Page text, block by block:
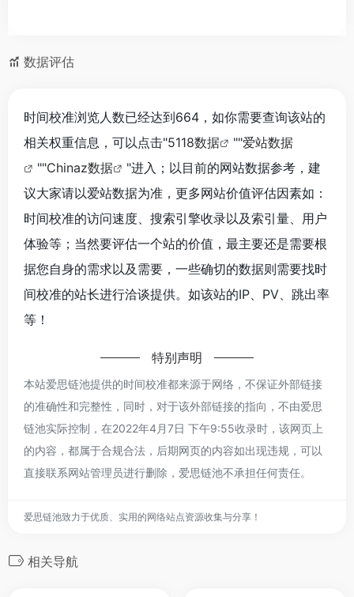
数据评估
时间校准浏览人数已经达到664，如你需要查询该站的
相关权重信息，可以点击"5118数据 ""爱站数据
""Chinaz数据
"进入；以目前的网站数据参考，建
议大家请以爱站数据为准，更多网站价值评估因素如：
时间校准的访问速度、搜索引擎收录以及索引量、用户
体验等；当然要评估一个站的价值，最主要还是需要根
据您自身的需求以及需要，一些确切的数据则需要找时
间校准的站长进行洽谈提供。如该站的IP、PV、跳出率
等！
特别声明
本站爱思链池提供的时间校准都来源于网络，不保证外部链接
的准确性和完整性，同时，对于该外部链接的指向，不由爱思
链池实际控制，在2022年4月7日 下午9:55收录时，该网页上
的内容，都属于合规合法，后期网页的内容如出现违规，可以
直接联系网站管理员进行删除，爱思链池不承担任何责任。
爱思链池致力于优质、实用的网络站点资源收集与分享！
相关导航